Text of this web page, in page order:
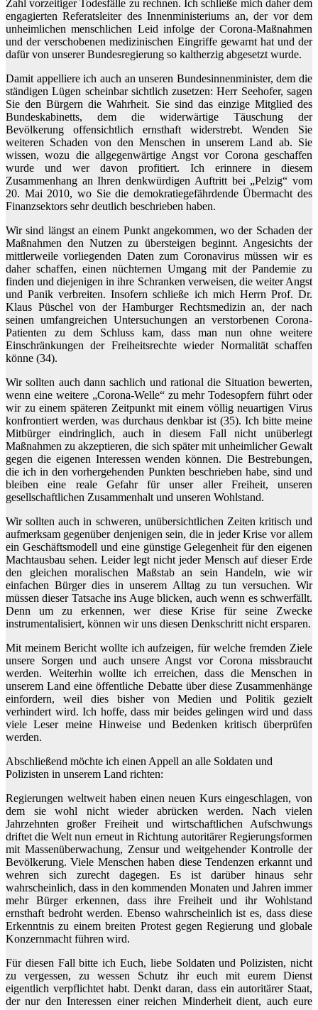
Zahl vorzeitiger Todesfälle zu rechnen. Ich schließe mich daher dem
engagierten Referatsleiter des Innenministeriums an, der vor dem
unheimlichen menschlichen Leid infolge der Corona-Maßnahmen
und der verschobenen medizinischen Eingriffe gewarnt hat und der
dafür von unserer Bundesregierung so kaltherzig abgesetzt wurde.
Damit appelliere ich auch an unseren Bundesinnenminister, dem die
ständigen Lügen scheinbar sichtlich zusetzen: Herr Seehofer, sagen
Sie den Bürgern die Wahrheit. Sie sind das einzige Mitglied des
Bundeskabinetts, dem die widerwärtige Täuschung der
Bevölkerung offensichtlich ernsthaft widerstrebt. Wenden Sie
weiteren Schaden von den Menschen in unserem Land ab. Sie
wissen, wozu die allgegenwärtige Angst vor Corona geschaffen
wurde und wer davon profitiert. Ich erinnere in diesem
Zusammenhang an Ihren denkwürdigen Auftritt bei „Pelzig“ vom
20. Mai 2010, wo Sie die demokratiegefährdende Übermacht des
Finanzsektors sehr deutlich beschrieben haben.
Wir sind längst an einem Punkt angekommen, wo der Schaden der
Maßnahmen den Nutzen zu übersteigen beginnt. Angesichts der
mittlerweile vorliegenden Daten zum Coronavirus müssen wir es
daher schaffen, einen nüchternen Umgang mit der Pandemie zu
finden und diejenigen in ihre Schranken verweisen, die weiter Angst
und Panik verbreiten. Insofern schließe ich mich Herrn Prof. Dr.
Klaus Püschel von der Hamburger Rechtsmedizin an, der nach
seinen umfangreichen Untersuchungen an verstorbenen Corona-
Patienten zu dem Schluss kam, dass man nun ohne weitere
Einschränkungen der Freiheitsrechte wieder Normalität schaffen
könne (34).
Wir sollten auch dann sachlich und rational die Situation bewerten,
wenn eine weitere „Corona-Welle“ zu mehr Todesopfern führt oder
wir zu einem späteren Zeitpunkt mit einem völlig neuartigen Virus
konfrontiert werden, was durchaus denkbar ist (35). Ich bitte meine
Mitbürger eindringlich, auch in diesem Fall nicht unüberlegt
Maßnahmen zu akzeptieren, die sich später mit unheimlicher Gewalt
gegen die eigenen Interessen wenden können. Die Bestrebungen,
die ich in den vorhergehenden Punkten beschrieben habe, sind und
bleiben eine reale Gefahr für unser aller Freiheit, unseren
gesellschaftlichen Zusammenhalt und unseren Wohlstand.
Wir sollten auch in schweren, unübersichtlichen Zeiten kritisch und
aufmerksam gegenüber denjenigen sein, die in jeder Krise vor allem
ein Geschäftsmodell und eine günstige Gelegenheit für den eigenen
Machtausbau sehen. Leider legt nicht jeder Mensch auf dieser Erde
den gleichen moralischen Maßstab an sein Handeln, wie wir
einfachen Bürger dies in unserem Alltag zu tun versuchen. Wir
müssen dieser Tatsache ins Auge blicken, auch wenn es schwerfällt.
Denn um zu erkennen, wer diese Krise für seine Zwecke
instrumentalisiert, können wir uns diesen Denkschritt nicht ersparen.
Mit meinem Bericht wollte ich aufzeigen, für welche fremden Ziele
unsere Sorgen und auch unsere Angst vor Corona missbraucht
werden. Weiterhin wollte ich erreichen, dass die Menschen in
unserem Land eine öffentliche Debatte über diese Zusammenhänge
einfordern, weil dies bisher von Medien und Politik gezielt
verhindert wird. Ich hoffe, dass mir beides gelingen wird und dass
viele Leser meine Hinweise und Bedenken kritisch überprüfen
werden.
Abschließend möchte ich einen Appell an alle Soldaten und
Polizisten in unserem Land richten:
Regierungen weltweit haben einen neuen Kurs eingeschlagen, von
dem sie wohl nicht wieder abrücken werden. Nach vielen
Jahrzehnten großer Freiheit und wirtschaftlichen Aufschwungs
driftet die Welt nun erneut in Richtung autoritärer Regierungsformen
mit Massenüberwachung, Zensur und weitgehender Kontrolle der
Bevölkerung. Viele Menschen haben diese Tendenzen erkannt und
wehren sich zurecht dagegen. Es ist darüber hinaus sehr
wahrscheinlich, dass in den kommenden Monaten und Jahren immer
mehr Bürger erkennen, dass ihre Freiheit und ihr Wohlstand
ernsthaft bedroht werden. Ebenso wahrscheinlich ist es, dass diese
Erkenntnis zu einem breiten Protest gegen Regierung und globale
Konzernmacht führen wird.
Für diesen Fall bitte ich Euch, liebe Soldaten und Polizisten, nicht
zu vergessen, zu wessen Schutz ihr euch mit eurem Dienst
eigentlich verpflichtet habt. Denkt daran, dass ein autoritärer Staat,
der nur den Interessen einer reichen Minderheit dient, auch eure